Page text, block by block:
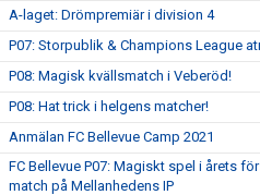
A-laget: Drömpremiär i division 4
P07: Storpublik & Champions League
P08: Magisk kvällsmatch i Veberöd!
P08: Hat trick i helgens matcher!
Anmälan FC Bellevue Camp 2021
FC Bellevue P07: Magiskt spel i årets
match på Mellanhedens IP